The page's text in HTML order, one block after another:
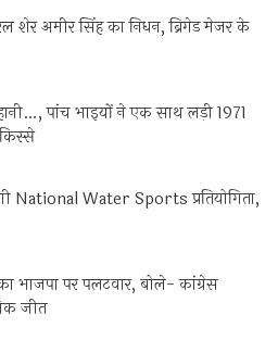
शेर अमीर सिंह का निधन, ब्रिगेड मेजर के
पांच भाइयों ने एक साथ लड़ी 1971
National Water Sports प्रतियोगिता,
भाजपा पर पलटवार, बोले- कांग्रेस
जीत